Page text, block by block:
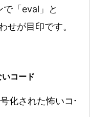
「eval」と
せが目印です。
コード
化された怖いコ